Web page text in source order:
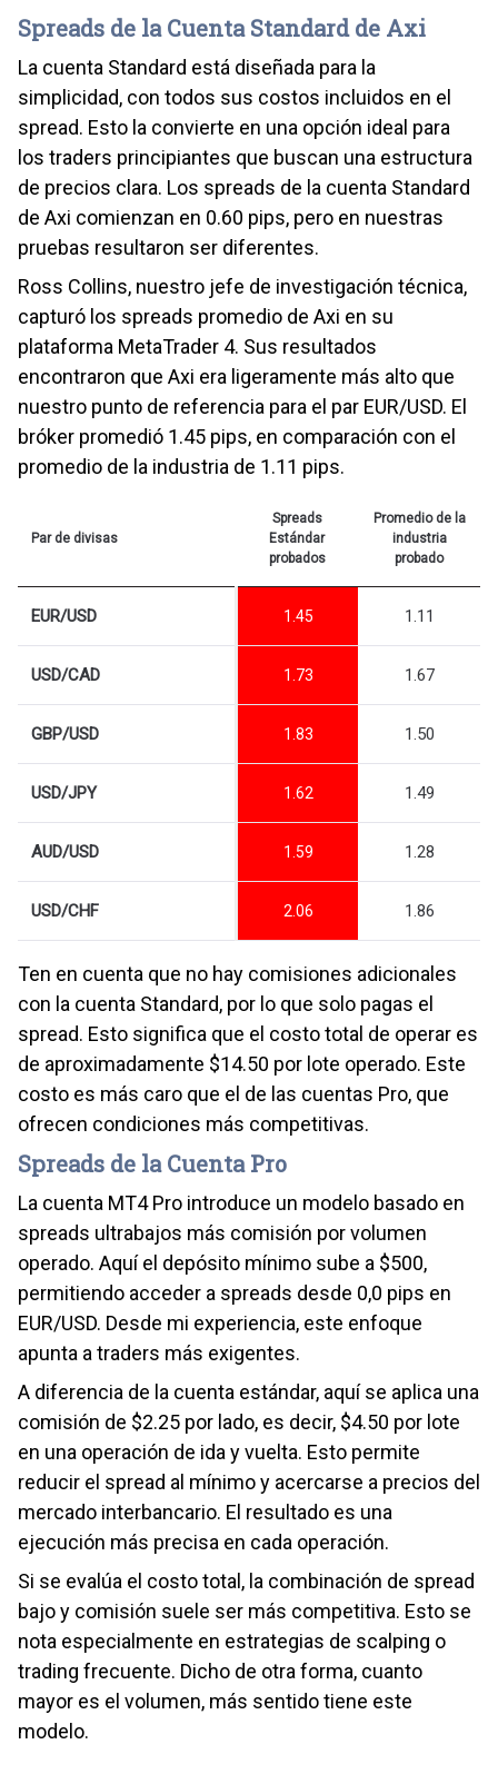
Spreads de la Cuenta Standard de Axi
La cuenta Standard está diseñada para la
simplicidad, con todos sus costos incluidos en el
spread. Esto la convierte en una opción ideal para
los traders principiantes que buscan una estructura
de precios clara. Los spreads de la cuenta Standard
de Axi comienzan en 0.60 pips, pero en nuestras
pruebas resultaron ser diferentes.
Ross Collins, nuestro jefe de investigación técnica,
capturó los spreads promedio de Axi en su
plataforma MetaTrader 4. Sus resultados
encontraron que Axi era ligeramente más alto que
nuestro punto de referencia para el par EUR/USD. El
bróker promedió 1.45 pips, en comparación con el
promedio de la industria de 1.11 pips.
Par de divisas
Spreads
Estándar
probados
Promedio de la
industria
probado
EUR/USD 1.45 1.11
USD/CAD 1.73 1.67
GBP/USD 1.83 1.50
USD/JPY 1.62 1.49
AUD/USD 1.59 1.28
USD/CHF 2.06 1.86
Ten en cuenta que no hay comisiones adicionales
con la cuenta Standard, por lo que solo pagas el
spread. Esto significa que el costo total de operar es
de aproximadamente $14.50 por lote operado. Este
costo es más caro que el de las cuentas Pro, que
ofrecen condiciones más competitivas.
Spreads de la Cuenta Pro
La cuenta MT4 Pro introduce un modelo basado en
spreads ultrabajos más comisión por volumen
operado. Aquí el depósito mínimo sube a $500,
permitiendo acceder a spreads desde 0,0 pips en
EUR/USD. Desde mi experiencia, este enfoque
apunta a traders más exigentes.
A diferencia de la cuenta estándar, aquí se aplica una
comisión de $2.25 por lado, es decir, $4.50 por lote
en una operación de ida y vuelta. Esto permite
reducir el spread al mínimo y acercarse a precios del
mercado interbancario. El resultado es una
ejecución más precisa en cada operación.
Si se evalúa el costo total, la combinación de spread
bajo y comisión suele ser más competitiva. Esto se
nota especialmente en estrategias de scalping o
trading frecuente. Dicho de otra forma, cuanto
mayor es el volumen, más sentido tiene este
modelo.